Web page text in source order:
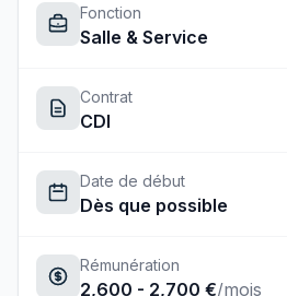
Fonction
Salle & Service
Contrat
CDI
Date de début
Dès que possible
Rémunération
2,600 - 2,700 €/mois